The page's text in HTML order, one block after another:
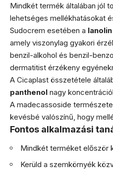
Mindkét termék általában jól
lehetséges mellékhatásokat
Sudocrem esetében a
amely viszonylag gyakori
benzil-alkohol és benzil-
dermatitist érzékeny
A Cicaplast összetétele
panthenol nagy
A madecassoside
kevésbé valószínű, hogy
Fontos alkalmazási
Mindkét terméket először
Kerüld a szemkörnyék